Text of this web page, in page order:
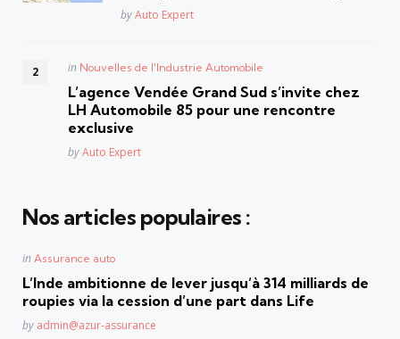
Posted
byAuto Expert
Posted
in Nouvelles de l'Industrie Automobile
L’agence Vendée Grand Sud s’invite chez
LH Automobile 85 pour une rencontre
exclusive
Posted
byAuto Expert
Nos articles populaires :
Posted
in Assurance auto
L’Inde ambitionne de lever jusqu’à 314 milliards de
roupies via la cession d’une part dans Life
Posted
by admin@azur-assurance